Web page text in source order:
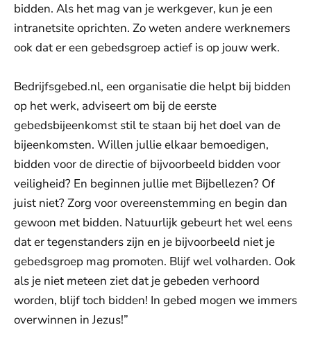
bidden. Als het mag van je werkgever, kun je een
intranetsite oprichten. Zo weten andere werknemers
ook dat er een gebedsgroep actief is op jouw werk.
Bedrijfsgebed.nl, een organisatie die helpt bij bidden
op het werk, adviseert om bij de eerste
gebedsbijeenkomst stil te staan bij het doel van de
bijeenkomsten. Willen jullie elkaar bemoedigen,
bidden voor de directie of bijvoorbeeld bidden voor
veiligheid? En beginnen jullie met Bijbellezen? Of
juist niet? Zorg voor overeenstemming en begin dan
gewoon met bidden. Natuurlijk gebeurt het wel eens
dat er tegenstanders zijn en je bijvoorbeeld niet je
gebedsgroep mag promoten. Blijf wel volharden. Ook
als je niet meteen ziet dat je gebeden verhoord
worden, blijf toch bidden! In gebed mogen we immers
overwinnen in Jezus!”